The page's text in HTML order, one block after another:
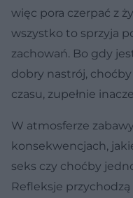
więc pora czerpać z
wszystko to sprzyja
zachowań. Bo gdy
dobry nastrój,
czasu, zupełnie
W atmosferze
konsekwencjach,
seks czy choćby
Refleksje